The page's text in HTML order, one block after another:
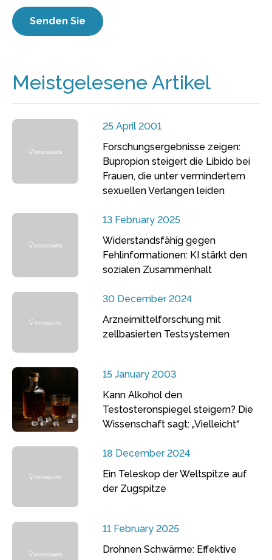
Meistgelesene Artikel
25 April 2001
Forschungsergebnisse zeigen:
Bupropion steigert die Libido bei
Frauen, die unter vermindertem
sexuellen Verlangen leiden
13 February 2025
Widerstandsfähig gegen
Fehlinformationen: KI stärkt den
sozialen Zusammenhalt
30 December 2024
Arzneimittelforschung mit
zellbasierten Testsystemen
15 January 2003
Kann Alkohol den
Testosteronspiegel steigern? Die
Wissenschaft sagt: „Vielleicht“
18 December 2024
Ein Teleskop der Weltspitze auf
der Zugspitze
11 February 2025
Drohnen Schwärme: Effektive